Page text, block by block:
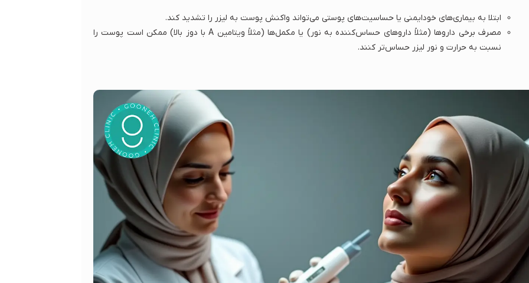
ابتلا به بیماری‌های خودایمنی یا حساسیت‌های پوستی می‌تواند واکنش پوست به لیزر را تشدید کند.
مصرف برخی داروها (مثلاً داروهای حساس‌کننده به نور) یا مکمل‌ها (مثلاً ویتامین A با دوز بالا) ممکن است پوست را
نسبت به حرارت و نور لیزر حساس‌تر کنند.